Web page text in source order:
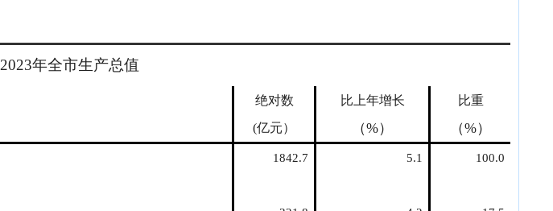
2023年全市生产总值
绝对数
(亿元）
比上年增长
（%）
比重
（%）
1842.7 5.1 100.0